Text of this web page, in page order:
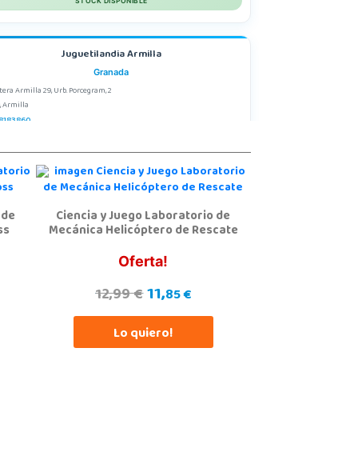
Juguetilandia Armilla
Granada
Armilla 29, Urb. Porcegram, 2
Armilla
Juguetilandia Córdoba
Córdoba
JUAN DE LA CIERVA 1 Polígono Industrial La Torrecilla
STOCK DISPONIBLE
Ciencia y Juego Laboratorio de
Mecánica Helicóptero de Rescate
Oferta!
12,99 €11,85 €
Lo quiero!